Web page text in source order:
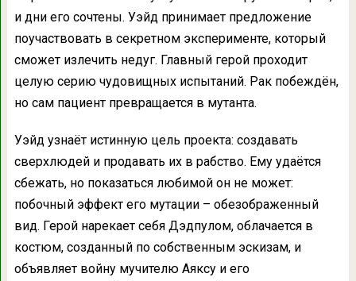
и дни его сочтены. Уэйд принимает предложение
поучаствовать в секретном эксперименте, который
сможет излечить недуг. Главный герой проходит
целую серию чудовищных испытаний. Рак побеждён,
но сам пациент превращается в мутанта.
Уэйд узнаёт истинную цель проекта: создавать
сверхлюдей и продавать их в рабство. Ему удаётся
сбежать, но показаться любимой он не может:
побочный эффект его мутации – обезображенный
вид. Герой нарекает себя Дэдпулом, облачается в
костюм, созданный по собственным эскизам, и
объявляет войну мучителю Аяксу и его